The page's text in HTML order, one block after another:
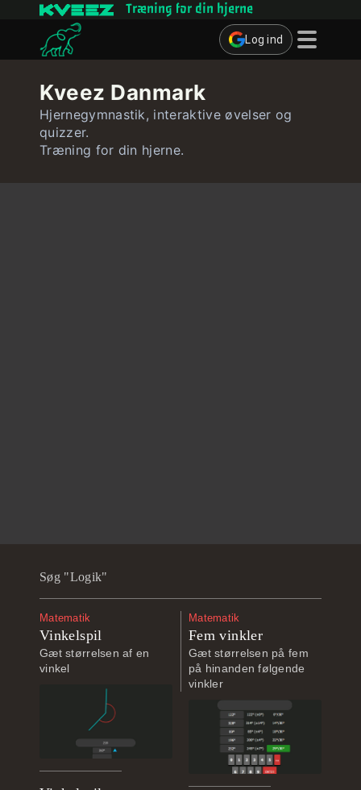
Træning for din hjerne
Log ind
Quizzer
Kveez Danmark
Hjernegymnastik, interaktive øvelser og
quizzer.
Træning for din hjerne.
Søg "Logik"
Matematik
Vinkelspil
Gæt størrelsen af en
vinkel
Matematik
Fem vinkler
Gæt størrelsen på fem
på hinanden følgende
vinkler